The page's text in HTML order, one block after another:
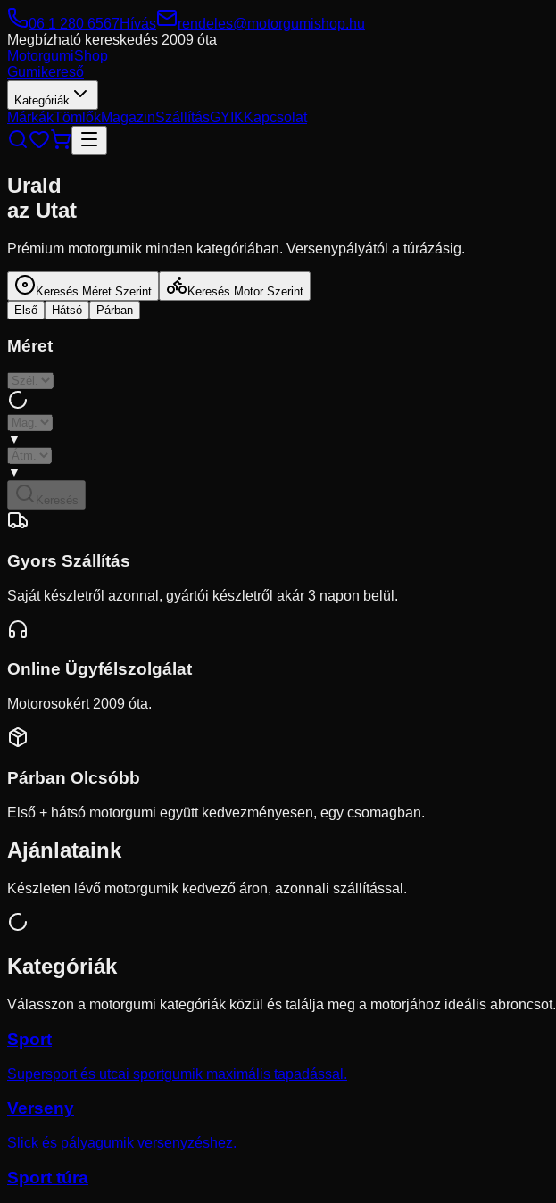
06 1 280 6567Hívás
rendeles@motorgumishop.hu
Megbízható kereskedés 2009 óta
MotorgumiShop
Gumikereső
Kategóriák
MárkákTömlőkMagazinSzállításGYIKKapcsolat
Urald
az Utat
Prémium motorgumik minden kategóriában. Versenypályától a túrázásig.
Keresés Méret Szerint
Keresés Motor Szerint
Első
Hátsó Párban
Méret
▼
▼
Keresés
Gyors Szállítás
Saját készletről azonnal, gyártói készletről akár 3 napon belül.
Online Ügyfélszolgálat
Motorosokért 2009 óta.
Párban Olcsóbb
Első + hátsó motorgumi együtt kedvezményesen, egy csomagban.
Ajánlataink
Készleten lévő motorgumik kedvező áron, azonnali szállítással.
Kategóriák
Válasszon a motorgumi kategóriák közül és találja meg a motorjához ideális abroncsot.
Sport
Supersport és utcai sportgumik maximális tapadással.
Verseny
Slick és pályagumik versenyzéshez.
Sport túra